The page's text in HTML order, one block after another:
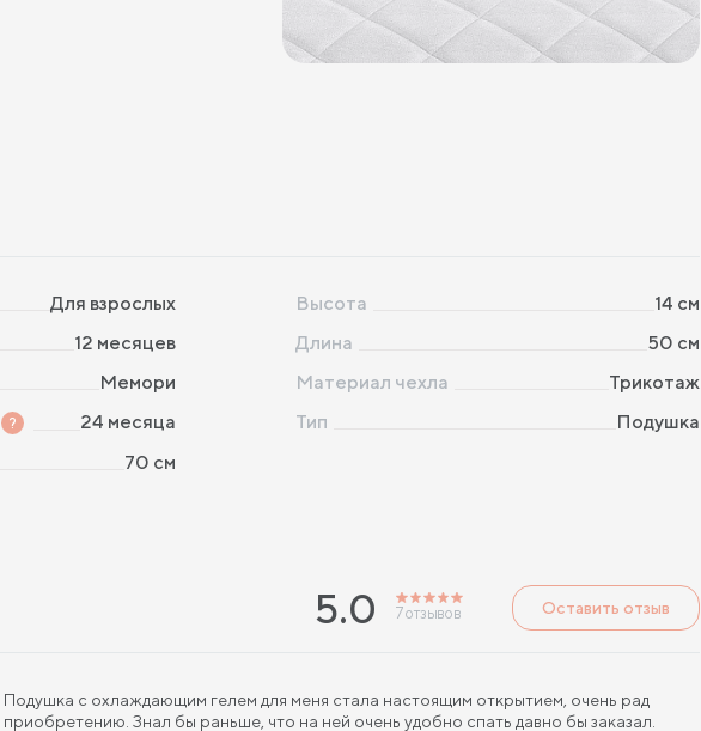
Для взрослых Высота 14 см
12 месяцев Длина 50 см
Мемори Материал чехла
Трикотаж
? 24 месяца Тип
Подушка
70 см
5.0 7отзывов Оставить отзыв
Подушка с охлаждающим гелем для меня стала настоящим открытием, очень рад
приобретению. Знал бы раньше, что на ней очень удобно спать давно бы заказал.